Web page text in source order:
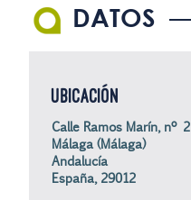
DATOS
UBICACIÓN
Calle Ramos Marín, nº 2
Málaga (Málaga)
Andalucía
España, 29012